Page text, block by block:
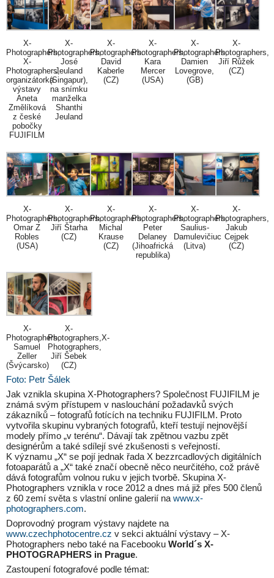
X-
Photographers,
X-
Photographers,
organizátorka
výstavy
Aneta
Změlíková
z české
pobočky
FUJIFILM
X-
Photographers,
José
Jeuland
(Singapur),
na snímku
manželka
Shanthi
Jeuland
X-
Photographers.
David
Kaberle
(CZ)
X-
Photographers,
Kara
Mercer
(USA)
X-
Photographers,
Damien
Lovegrove,
(GB)
X-
Photographers,
Jiří Růžek
(CZ)
X-
Photographers,
Omar Z
Robles
(USA)
X-
Photographers,
Jiří Štarha
(CZ)
X-
Photographers,
Michal
Krause
(CZ)
X-
Photographers,
Peter
Delaney
(Jihoafrická
republika)
X-
Photographers,
Saulius-
Damulevičiuc
(Litva)
X-
Photographers,
Jakub
Cejpek
(CZ)
X-
Photographers,
Samuel
Zeller
(Švýcarsko)
X-
Photographers,X-
Photographers,
Jiří Šebek
(CZ)
Foto: Petr Šálek
Jak vznikla skupina X-Photographers? Společnost FUJIFILM je
známá svým přístupem v naslouchání požadavků svých
zákazníků – fotografů fotících na techniku FUJIFILM. Proto
vytvořila skupinu vybraných fotografů, kteří testují nejnovější
modely přímo „v terénu“. Dávají tak zpětnou vazbu zpět
designérům a také sdílejí své zkušenosti s veřejností.
K významu „X“ se pojí jednak řada X bezzrcadlových digitálních
fotoaparátů a „X“ také značí obecně něco neurčitého, což právě
dává fotografům volnou ruku v jejich tvorbě. Skupina X-
Photographers vznikla v roce 2012 a dnes má již přes 500 členů
z 60 zemí světa s vlastní online galerií na www.x-
photographers.com.
Doprovodný program výstavy najdete na
www.czechphotocentre.cz v sekci aktuální výstavy – X-
Photographers nebo také na Facebooku World´s X-
PHOTOGRAPHERS in Prague.
Zastoupení fotografové podle témat: